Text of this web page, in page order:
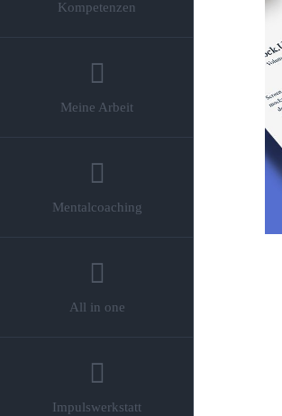
Kompetenzen
Meine Arbeit
Mentalcoaching
All in one
Impulswerkstatt